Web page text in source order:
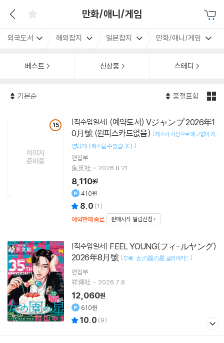
만화/애니/게임
외국도서 해외잡지 일본잡지 만화/애니/게임
베스트 신상품 스테디
기본순 품절포함
15 [직수입일서]
0月號 (원피스카드없음) [제조사 사정으로 예고없이 지
연되거나 취소될 수 있습니다. ]
편집부
集英社
2026.8.21.
8,110원
410원
8.0 (1)
예약판매종료
판매시작 알림신청
[직수입일서]
2026年8月號 [부록 : 女の園の星 클리어카드]
편집부
祥傳社
2026.7.8.
12,060원
610원
10.0 (9)